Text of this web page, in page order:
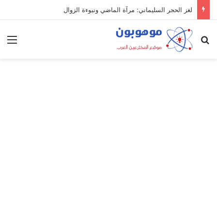
لغز الحجر السليماني: مرآة الماضي ونبوءة الزوال
بحث عن